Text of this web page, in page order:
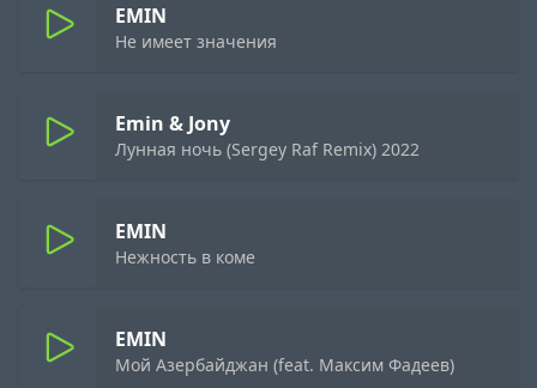
EMIN
Не имеет значения
Emin & Jony
Лунная ночь (Sergey Raf Remix) 2022
EMIN
Нежность в коме
EMIN
Мой Азербайджан (feat. Максим Фадеев)